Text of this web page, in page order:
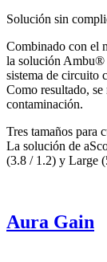
Solución sin
Combinado con el
la solución Ambu®
sistema de circuito
Como resultado, se
contaminación.
Tres tamaños para
La solución de
(3.8 / 1.2) y Large
Aura Gain